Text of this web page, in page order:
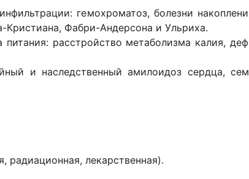
гемохроматоз, болезни
Фабри-Андерсона и Ульриха.
расстройство метаболизма калия,
и наследственный амилоидоз сердца,
радиационная, лекарственная).